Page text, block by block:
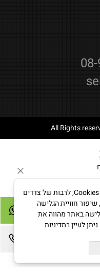
לידיעתך, באתרנו נעשה שימוש בקבצי Cookies, לרבות של צדדים
חוויית הגלישה
באתר מהווה את
לעיין במדיניות